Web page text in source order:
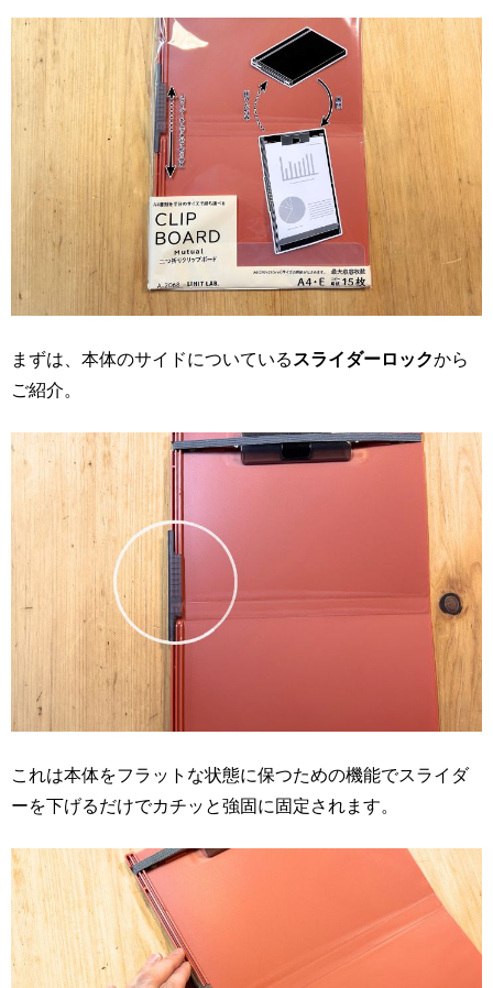
まずは、本体のサイドについているスライダーロックから
ご紹介。
これは本体をフラットな状態に保つための機能でスライダ
ーを下げるだけでカチッと強固に固定されます。